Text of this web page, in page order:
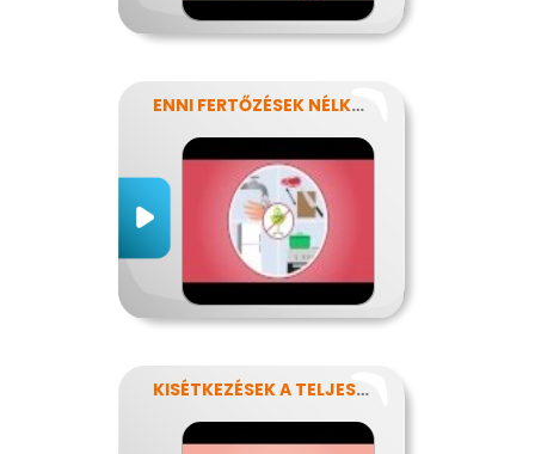
ENNI FERTŐZÉSEK NÉLKÜL
KISÉTKEZÉSEK A TELJESÍTMÉNYÉRT